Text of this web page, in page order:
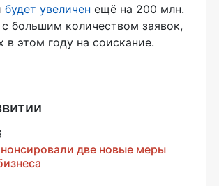
будет увеличен ещё на 200 млн.
большим количеством заявок,
в этом году на соискание.
две новые меры